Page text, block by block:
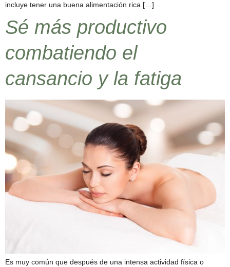
incluye tener una buena alimentación rica […]
Sé más productivo
combatiendo el
cansancio y la fatiga
Es muy común que después de una intensa actividad física o